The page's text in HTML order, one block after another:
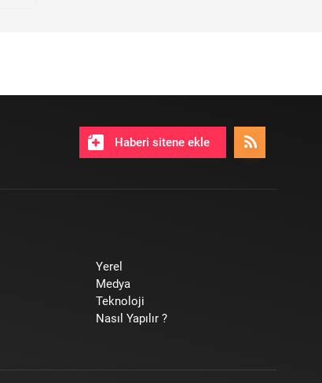
Haberi sitene ekle
Yerel
Medya
Teknoloji
Nasıl Yapılır ?